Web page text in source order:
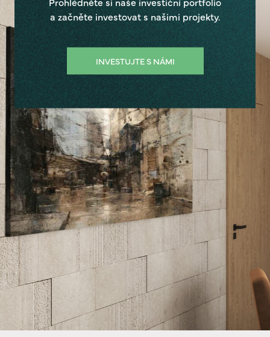
a začněte investovat s našimi projekty.
INVESTUJTE S NÁMI